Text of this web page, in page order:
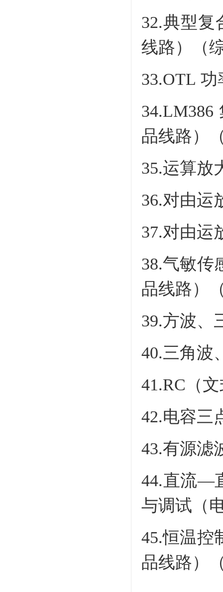
32.典型复
线路）（
33.OTL
品线路）
35.运算放
36.对由运
37.对由运
38.气敏传
品线路）
39.方波、
40.三角波
41.RC（
42.电容三
43.有源滤
44.直流—
与调试（
45.恒温控
品线路）